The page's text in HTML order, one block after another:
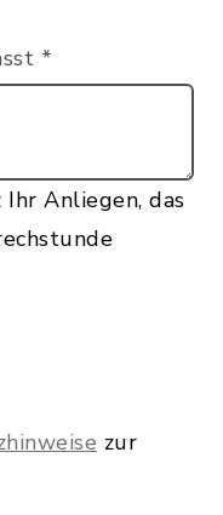
*
Anliegen, das
zur